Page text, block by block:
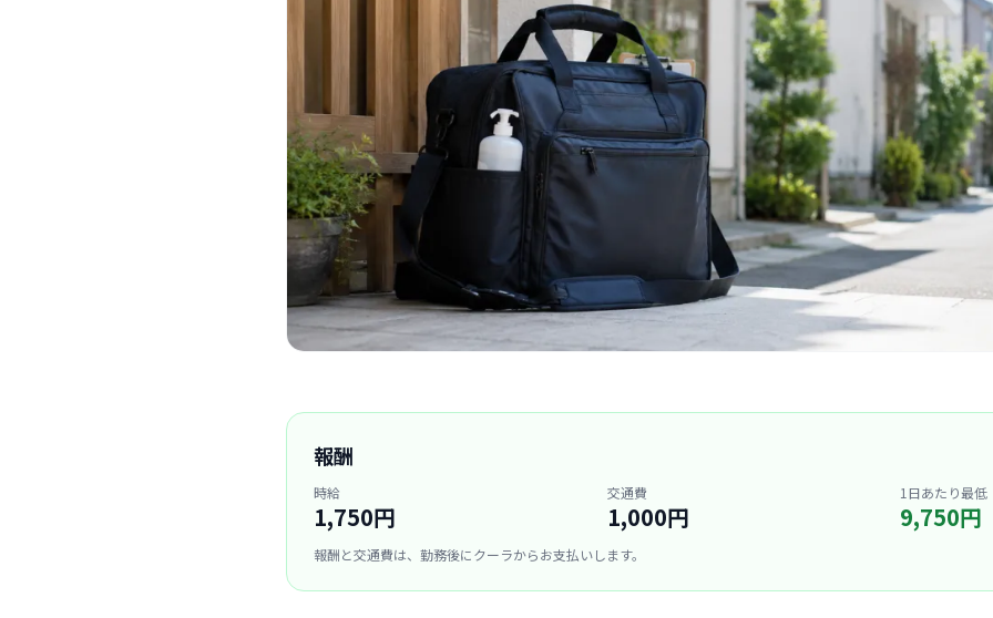
報酬
時給
1,750円
交通費
1,000円
1日あたり最低
9,750円
報酬と交通費は、勤務後にクーラからお支払いします。